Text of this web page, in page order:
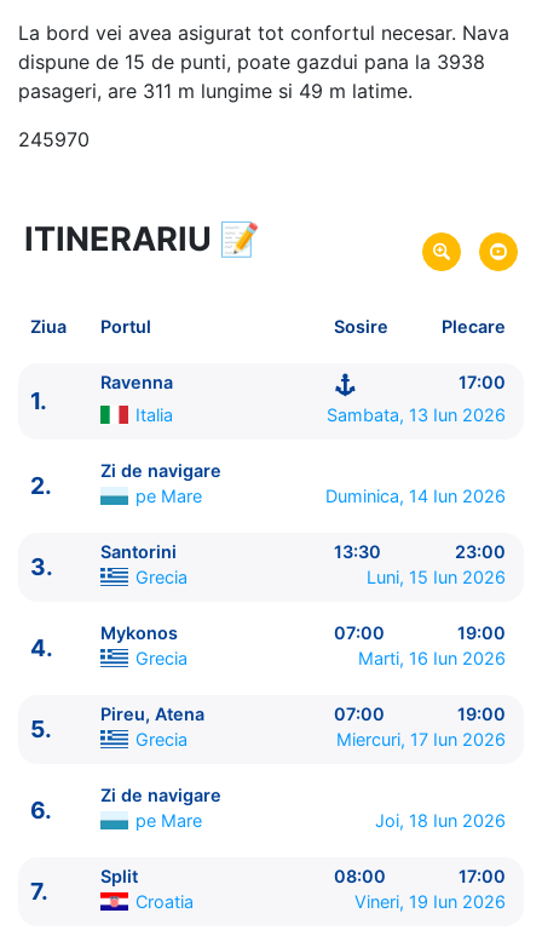
La bord vei avea asigurat tot confortul necesar. Nava
dispune de 15 de punti, poate gazdui pana la 3938
pasageri, are 311 m lungime si 49 m latime.
245970
8 zile vacanta de croaziera in
Marea Mediterana de Est -
Plecare pe 13 Iun 2026 din Ravenna, Italia
Royal Caribbean International
ITINERARIU
----------------------------------------
1. Ravenna Italia ⚓ - 17:00
Santorini
13:30 - 23:00
4.
Mykonos Grecia
ITINERARIU 📝
Ziua Portul Sosire Plecare
1.
Ravenna
17:00
Italia
Sambata, 13 Iun 2026
2.
Zi de navigare
pe Mare
Duminica, 14 Iun 2026
3.
Santorini 13:30
23:00
Grecia
Luni, 15 Iun 2026
4.
Mykonos 07:00
19:00
Grecia
Marti, 16 Iun 2026
5.
Pireu, Atena 07:00
19:00
Grecia
Miercuri, 17 Iun 2026
6.
Zi de navigare
pe Mare
Joi, 18 Iun 2026
7.
Split 08:00
17:00
Croatia
Vineri, 19 Iun 2026